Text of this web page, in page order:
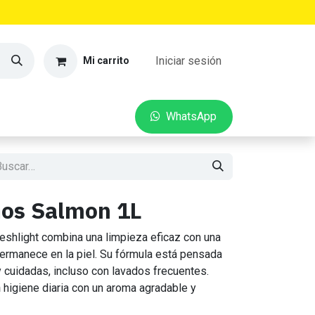
Mi carrito Iniciar sesión
W​​hatsApp
Salmon 1L
combina una limpieza eficaz con una
en la piel. Su fórmula está pensada
incluso con lavados frecuentes.
diaria con un aroma agradable y